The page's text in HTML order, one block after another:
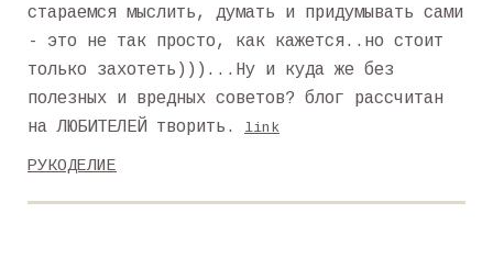
стараемся мыслить, думать и придумывать сами
- это не так просто, как кажется..но стоит
только захотеть)))...Ну и куда же без
полезных и вредных советов? блог рассчитан
на ЛЮБИТЕЛЕЙ творить.
link
РУКОДЕЛИЕ